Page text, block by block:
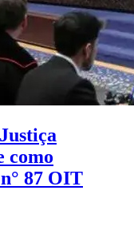
como
87 OIT